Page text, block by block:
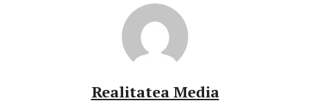
Realitatea Media